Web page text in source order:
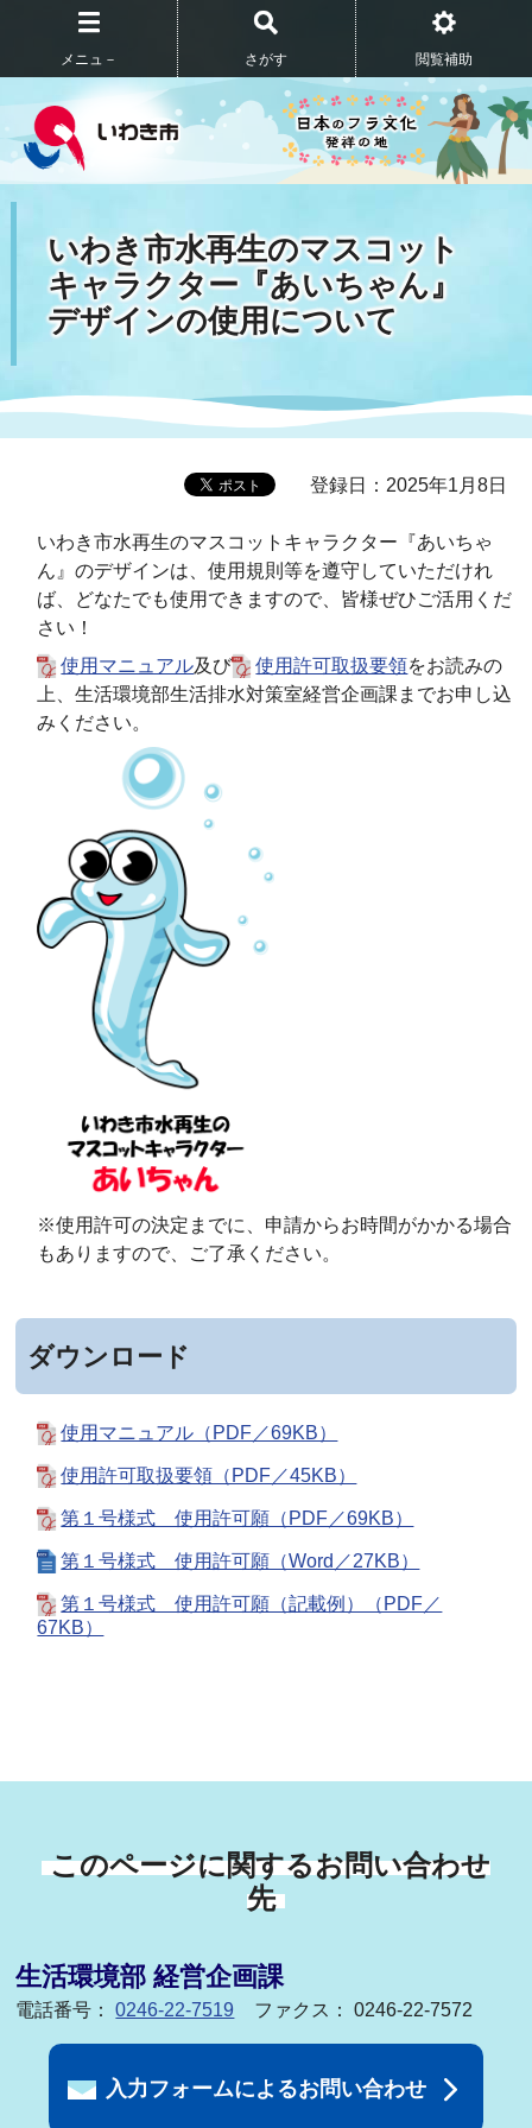
メニュ－ さがす 閲覧補助
いわき市水再生のマスコット
キャラクター『あいちゃん』
デザインの使用について
登録日：2025年1月8日
いわき市水再生のマスコットキャラクター『あいちゃ
ん』のデザインは、使用規則等を遵守していただけれ
ば、どなたでも使用できますので、皆様ぜひご活用くだ
さい！
使用マニュアル及び 使用許可取扱要領をお読みの
上、生活環境部生活排水対策室経営企画課までお申し込
みください。
※使用許可の決定までに、申請からお時間がかかる場合
もありますので、ご了承ください。
ダウンロード
使用マニュアル（PDF／69KB）
使用許可取扱要領（PDF／45KB）
第１号様式 使用許可願（PDF／69KB）
第１号様式 使用許可願（Word／27KB）
第１号様式 使用許可願（記載例）（PDF／
67KB）
このページに関するお問い合わせ
先
生活環境部 経営企画課
電話番号：0246-22-7519 ファクス： 0246-22-7572
入力フォームによるお問い合わせ